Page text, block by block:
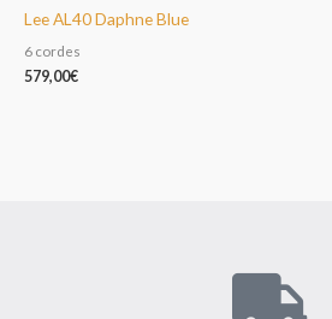
Lee AL40 Daphne Blue
6 cordes
579,00€